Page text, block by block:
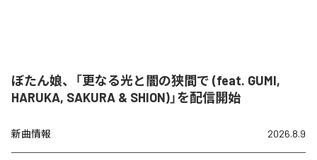
ぼたん娘、「更なる光と闇の狭間で (feat. GUMI,
HARUKA, SAKURA & SHION)」を配信開始
新曲情報 2026.8.9